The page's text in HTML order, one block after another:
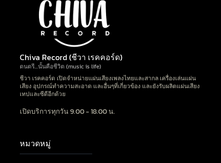
Chiva Record (ชีวา เรคคอร์ด)
ดนตรี…นั้นคือชีวิต (music is life)
ชีวา เรคคอร์ด เปิดจำหน่ายแผ่นเสียงเพลงไทยและสากล เครื่องเล่นแผ่น
เสียง อุปกรณ์ทำความสะอาด และอื่นๆที่เกี่ยวข้อง และยังรับผลิตแผ่นเสียง
เทปและซีดีอีกด้วย
เปิดบริการทุกวัน 9.00 - 18.00 น.
หมวดหมู่